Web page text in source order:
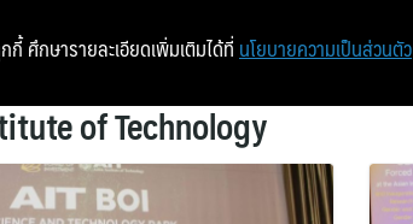
of Technology
กี้ ศึกษารายละเอียดเพิ่มเติมได้ที่ นโยบายความเป็นส่วนตัว